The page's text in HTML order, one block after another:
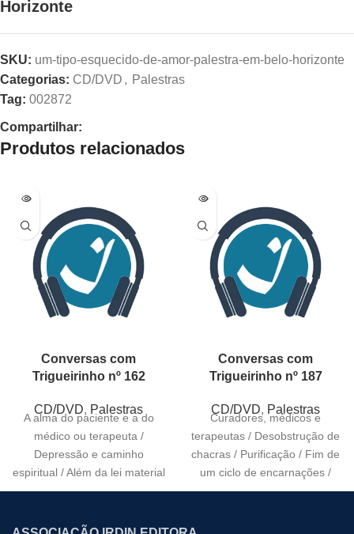
Horizonte
SKU: um-tipo-esquecido-de-amor-palestra-em-belo-horizonte
Categorias: CD/DVD , Palestras
Tag: 002872
Compartilhar:
Produtos relacionados
Conversas com
Trigueirinho nº 162
CD/DVD, Palestras
A alma do paciente e a do
médico ou terapeuta /
Depressão e caminho
espiritual / Além da lei material
Conversas com
Trigueirinho nº 187
CD/DVD, Palestras
Curadores, médicos e
terapeutas / Desobstrução de
chacras / Purificação / Fim de
um ciclo de encarnações /
Sonhos com